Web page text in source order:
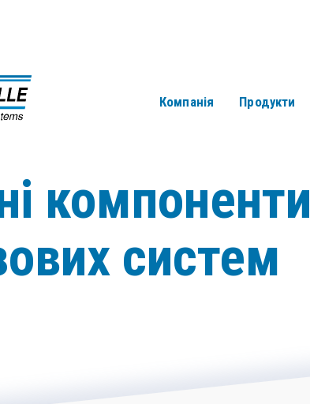
Компанія Продукти
компоненти
систем